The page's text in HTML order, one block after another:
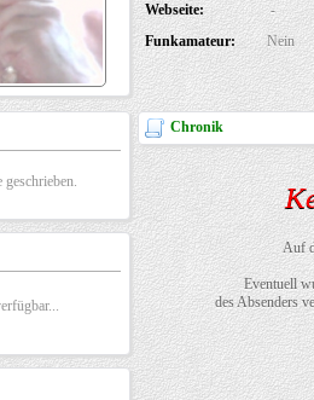
Webseite:
-
Funkamateur:
Nein
Chronik
Auf
Eventuell
des Absenders